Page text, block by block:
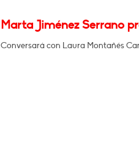
Marta Jiménez Serrano
Conversará con Laura Montañés